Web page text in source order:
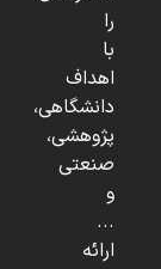
را
با
اهداف
دانشگاهی،
پژوهشی،
صنعتی
و
...
ارائه